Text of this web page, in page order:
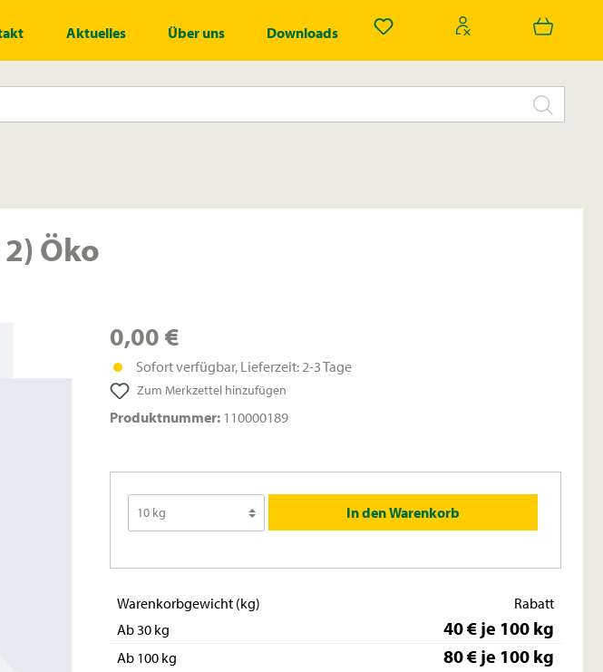
Du hast 0 Produkte auf dem
Aktuelles Über uns Downloads
Öko
0,00 €
Sofort verfügbar, Lieferzeit: 2-3 Tage
Zum Merkzettel hinzufügen
Produktnummer: 110000189
In den Warenkorb
Warenkorbgewicht (kg)
Rabatt
Ab 30 kg
40 € je 100 kg
Ab 100 kg 80 € je 100 kg